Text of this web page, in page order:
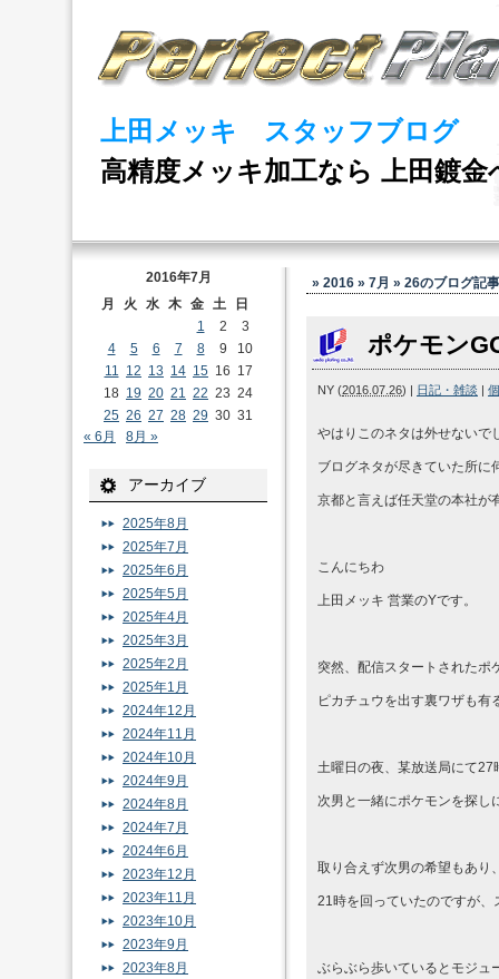
上田メッキ スタッフブログ
高精度メッキ加工なら 上田鍍金
» 2016 » 7月 » 26のブログ記事
ポケモン
NY (2016.07.26) | 日記・雑談 |
やはりこのネタは外せないで
ブログネタが尽きていた所に
京都と言えば任天堂の本社が
こんにちわ
上田メッキ 営業のYです。
突然、配信スタートされたポ
ピカチュウを出す裏ワザも
土曜日の夜、某放送局にて
次男と一緒にポケモンを探し
取り合えず次男の希望もあり
21時を回っていたのですが
ぶらぶら歩いているとモジュ
2016年7月
月
火 水 木 金 土
日
1
2
3
4
5 6 7 8 9
10
11 12 13 14 15 16 17
18 19 20 21 22 23 24
25 26 27 28 29 30 31
« 6月
8月 »
アーカイブ
2025年8月
2025年7月
2025年6月
2025年5月
2025年4月
2025年3月
2025年2月
2025年1月
2024年12月
2024年11月
2024年10月
2024年9月
2024年8月
2024年7月
2024年6月
2023年12月
2023年11月
2023年10月
2023年9月
2023年8月